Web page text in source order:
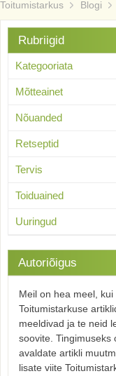
Toitumistarkus Blogi
Rubriigid
Kategooriata
Mõtteainet
Nõuanded
Retseptid
Tervis
Toiduained
Uuringud
Autoriõigus
Meil on hea meel, kui
Toitumistarkuse
meeldivad ja te neid
soovite. Tingimuseks
avaldate artikli
lisate viite